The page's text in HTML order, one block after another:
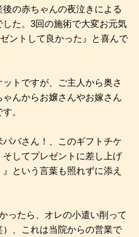
の赤ちゃんの夜泣きによる
た。3回の施術で大変お元気
ントして良かった』と喜んで
トですが、ご主人から奥さ
んからお嬢さんやお嫁さん
。
パさん！、このギフトチケ
してプレゼントに差し上げ
という言葉も照れずに添え
ったら、オレの小遣い削って
、これは当院からの営業で